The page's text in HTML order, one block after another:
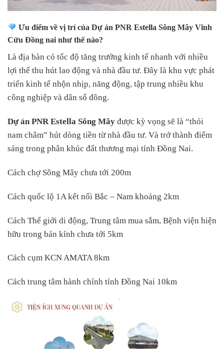
Ưu điểm về vị trí của Dự án PNR Estella Sông Mây Vĩnh
Cửu Đồng nai như thế nào?
Là địa bàn có tốc độ tăng trưởng kinh tế nhanh với nhiều
lợi thế thu hút lao động và nhà đầu tư. Đây là khu vực phát
triển kinh tế nhộn nhịp, năng động, tập trung nhiều khu
công nghiệp và dân số đông.
Dự án PNR Estella Sông Mây được kỳ vọng sẽ là “thỏi
nam châm” hút dòng tiền từ nhà đầu tư. Và trở thành điểm
sáng trong phân khúc đất thương mại tỉnh Đồng Nai.
Cách chợ Sông Mây chưa tới 200m
Cách quốc lộ 1A kết nối Bắc – Nam khoảng 2km
Cách Thế giới di động, Trung tâm mua sắm, Bệnh viện hiện
hữu trong bán kính chưa tới 5km
Cách cụm KCN AMATA 8km
Cách trung tâm hành chính tỉnh Đồng Nai 10km